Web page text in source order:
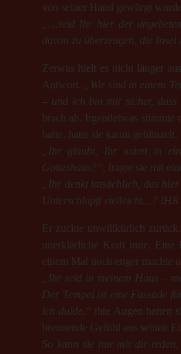
von seiner Hand gewürgt wurde.
„…seid Ihr hier der
davon zu überzeugen, die Insel
Zerwas hielt es nicht länger
Antwort.
„Wir sind in einem
– und ich bin mir sicher,
brach ab. Irgendetwas
hatte, hatte sie kaum geblinzelt.
„Ihr glaubt, Ihr wäret in
Gotteshaus?“, fragte sie mit
„Ihr denkt tatsächlich, das
Unterschlupft vielleicht…? IHR
Er zuckte unwillkürlich
unerklärliche Kraft inne. Eine
einem Mal noch enger machte
„Ihr seid in meinem Haus –
Der Tempel ist eine Fassade
ich dulde.“ ihre Augen hatten
brennende Gefühl aus seinen
So kann sie nur mit dir